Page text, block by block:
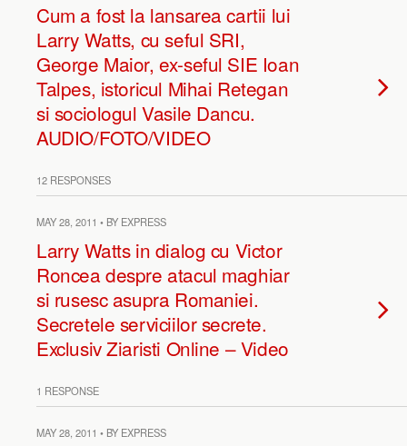
Cum a fost la lansarea cartii lui
Larry Watts, cu seful SRI,
George Maior, ex-seful SIE Ioan
Talpes, istoricul Mihai Retegan
si sociologul Vasile Dancu.
AUDIO/FOTO/VIDEO
12 RESPONSES
MAY 28, 2011 • BY EXPRESS
Larry Watts in dialog cu Victor
Roncea despre atacul maghiar
si rusesc asupra Romaniei.
Secretele serviciilor secrete.
Exclusiv Ziaristi Online – Video
1 RESPONSE
MAY 28, 2011 • BY EXPRESS